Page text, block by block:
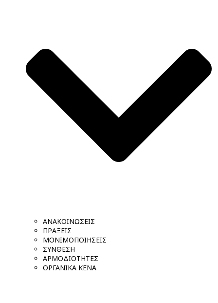
ΑΝΑΚΟΙΝΩΣΕΙΣ
ΠΡΑΞΕΙΣ
ΜΟΝΙΜΟΠΟΙΗΣΕΙΣ
ΣΥΝΘΕΣΗ
ΑΡΜΟΔΙΟΤΗΤΕΣ
ΟΡΓΑΝΙΚΑ ΚΕΝΑ